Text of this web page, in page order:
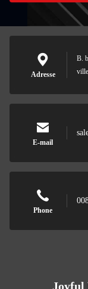
Adresse
B.
E-mail
Phone
Joyful